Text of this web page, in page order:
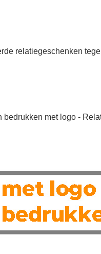
relatiegeschenken
bedrukken met logo -